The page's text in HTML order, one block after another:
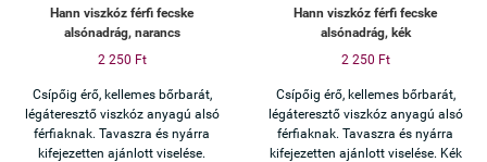
Hann viszkóz férfi fecske
alsónadrág, narancs
2 250 Ft
Csípőig érő, kellemes bőrbarát,
légáteresztő viszkóz anyagú alsó
férfiaknak. Tavaszra és nyárra
kifejezetten ajánlott viselése.
Hann viszkóz férfi fecske
alsónadrág, kék
2 250 Ft
Csípőig érő, kellemes bőrbarát,
légáteresztő viszkóz anyagú alsó
férfiaknak. Tavaszra és nyárra
kifejezetten ajánlott viselése. Kék